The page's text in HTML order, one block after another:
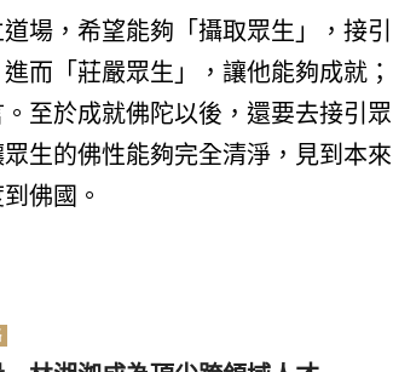
場，希望能夠「攝取眾生」，接引
而「莊嚴眾生」，讓他能夠成就；
至於成就佛陀以後，還要去接引眾
生的佛性能夠完全清淨，見到本來
佛國。